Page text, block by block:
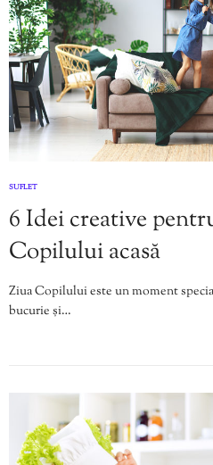
SUFLET
6 Idei creative
Copilului acasă
Ziua Copilului este un moment
bucurie și…